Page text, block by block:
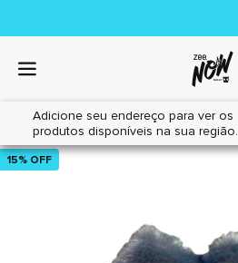
Adicione seu endereço para ver os
produtos disponíveis na sua região.
Home|Cães|Brinquedos
15% OFF